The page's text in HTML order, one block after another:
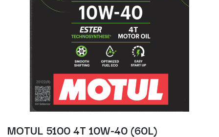
MOTUL 5100 4T 10W-40 (60L)